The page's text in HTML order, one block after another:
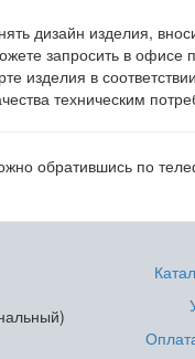
дизайн изделия,
запросить в офисе
изделия в
техническим
обратившись по